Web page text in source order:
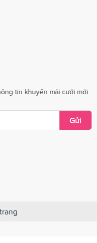
tin khuyến mãi cưới mới
Gửi